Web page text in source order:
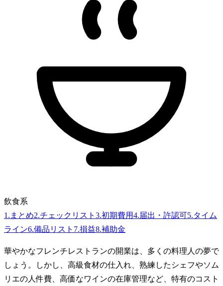
飲食系
1 . まとめ2.チェックリスト 3.初期費用4.届出・許認可5.タイム
ライン6.備品リスト 7.損益8.補助金
華やかなフレンチレストランの開業は、多くの料理人の夢で
しょう。しかし、高級食材の仕入れ、熟練したシェフやソム
リエの人件費、高価なワインの在庫管理など、特有のコスト